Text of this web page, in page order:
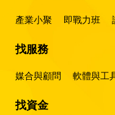
產業小聚 即戰力班
找服務
媒合與顧問 軟體與工
找資金